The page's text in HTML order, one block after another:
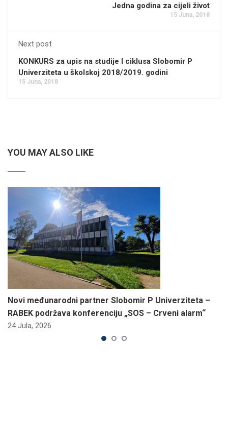
Jedna godina za cijeli život
15 Juna, 2018
Next post
KONKURS za upis na studije I ciklusa Slobomir P
Univerziteta u školskoj 2018/2019. godini
15 Juna, 2018
YOU MAY ALSO LIKE
Novi međunarodni partner Slobomir P Univerziteta –
RABEK podržava konferenciju „SOS – Crveni alarm“
24 Jula, 2026